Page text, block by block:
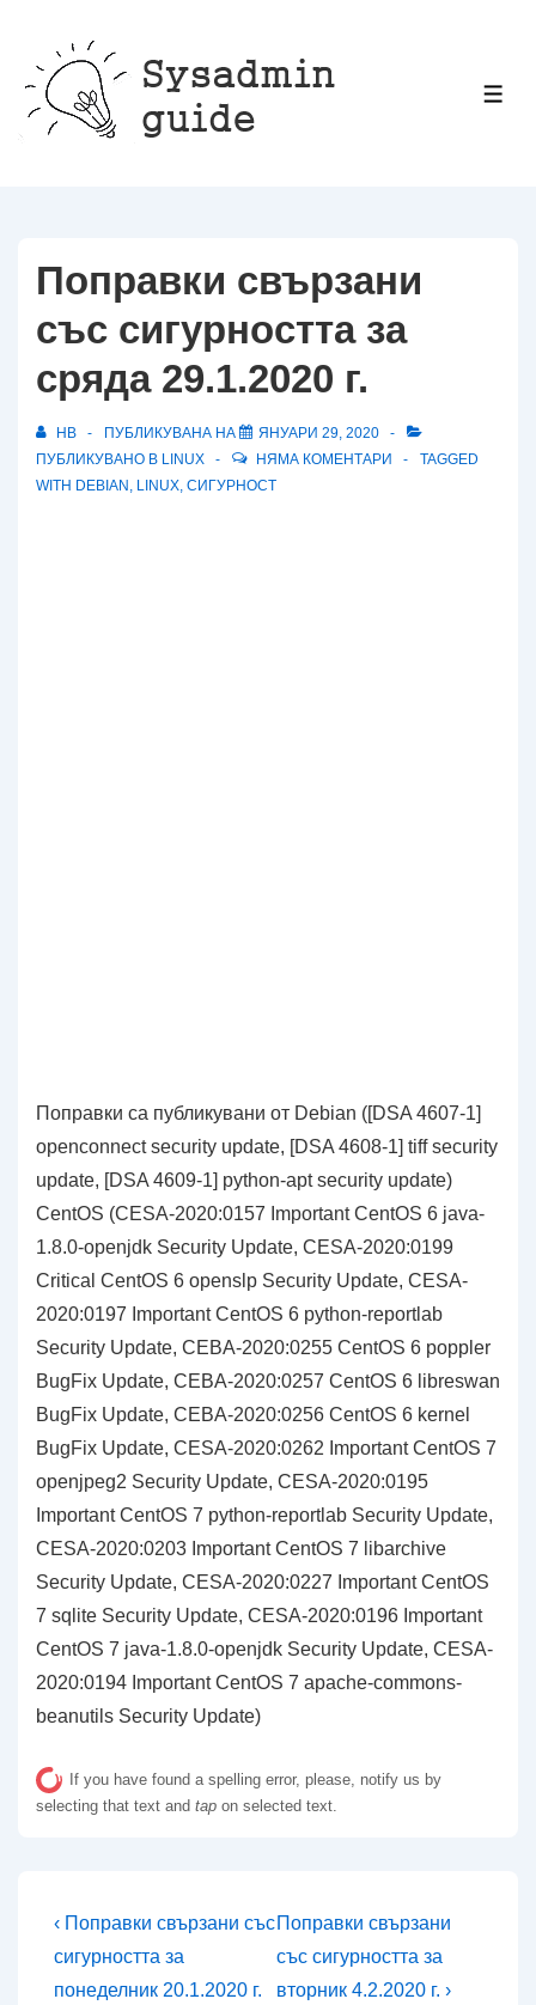
Прескачане
към
основното
Поправки свързани
със сигурността за
сряда 29.1.2020 г.
HB ПУБЛИКУВАНА НА
ЯНУАРИ 29, 2020
ПУБЛИКУВАНО В LINUX НЯМА КОМЕНТАРИ
TAGGED
WITH DEBIAN , LINUX, СИГУРНОСТ
Поправки са публикувани от Debian ([DSA 4607-1]
openconnect security update, [DSA 4608-1] tiff security
update, [DSA 4609-1] python-apt security update)
CentOS (CESA-2020:0157 Important CentOS 6 java-
1.8.0-openjdk Security Update, CESA-2020:0199
Critical CentOS 6 openslp Security Update, CESA-
2020:0197 Important CentOS 6 python-reportlab
Security Update, CEBA-2020:0255 CentOS 6 poppler
BugFix Update, CEBA-2020:0257 CentOS 6 libreswan
BugFix Update, CEBA-2020:0256 CentOS 6 kernel
BugFix Update, CESA-2020:0262 Important CentOS 7
openjpeg2 Security Update, CESA-2020:0195
Important CentOS 7 python-reportlab Security Update,
CESA-2020:0203 Important CentOS 7 libarchive
Security Update, CESA-2020:0227 Important CentOS
7 sqlite Security Update, CESA-2020:0196 Important
CentOS 7 java-1.8.0-openjdk Security Update, CESA-
2020:0194 Important CentOS 7 apache-commons-
beanutils Security Update)
If you have found a spelling error, please, notify us by
selecting that text and tap on selected text.
Навигация
Предишна
публикация
е
‹ Поправки свързани със
сигурността за
понеделник 20.1.2020 г.
Следваща
публикация
е
Поправки свързани
със сигурността за
вторник 4.2.2020 г. ›